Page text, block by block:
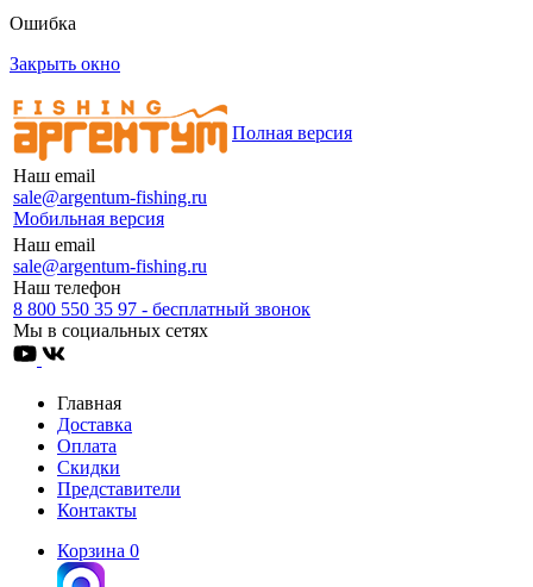
Ошибка
Закрыть окно
Наш email
sale@argentum-fishing.ru
Мобильная версия
Полная версия
Наш email
sale@argentum-fishing.ru
Наш телефон
8 800 550 35 97 - бесплатный звонок
Мы в социальных сетях
Главная
Доставка
Оплата
Скидки
Представители
Контакты
Корзина 0